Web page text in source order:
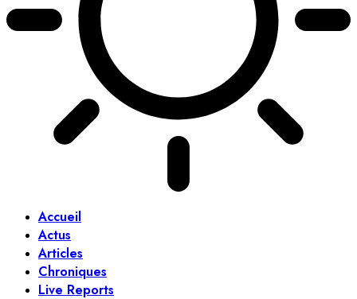
Accueil
Actus
Articles
Chroniques
Live Reports